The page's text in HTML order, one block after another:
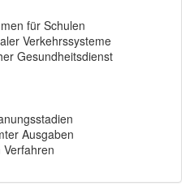
für Schulen
Verkehrssysteme
Gesundheitsdienst
Ausgaben